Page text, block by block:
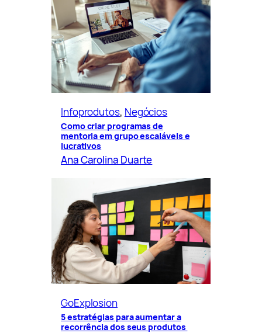
Infoprodutos, Negócios
Como criar programas de
mentoria em grupo escaláveis e
lucrativos
Ana Carolina Duarte
GoExplosion
5 estratégias para aumentar a
recorrência dos seus produtos